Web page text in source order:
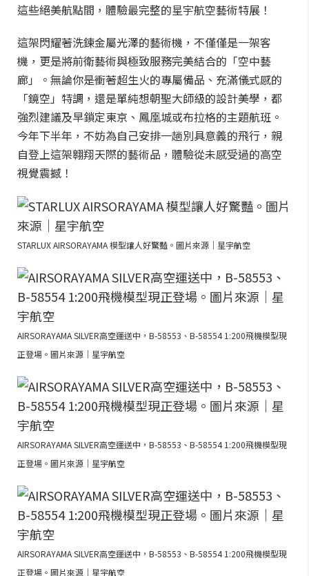
這些絕美航點間，體驗最完整的星宇航空藝術特展！
這架閃耀著洗鍊金屬光澤的藝術機，不僅僅是一架客
機，更是將前衛藝術與極致服務完美結合的「空中藝
廊」。無論你是衝著超生火的專屬備品、充滿儀式感的
「鏡空」特調，還是單純想朝聖大師級的設計美學，都
強烈建議及早鎖定東京、鳳凰城或布拉格的主題航班。
今年下半年，不妨為自己安排一趟別具意義的飛行，親
自登上這架翱翔天際的藝術品，體驗從未感受過的高空
視覺震撼！
STARLUX AIRSORAYAMA 模型讓人好驚豔。圖片來源｜星宇航空
AIRSORAYAMA SILVER高空運送中，B-58553、B-58554 1:200飛機模型現
正登場。圖片來源｜星宇航空
AIRSORAYAMA SILVER高空運送中，B-58553、B-58554 1:200飛機模型現
正登場。圖片來源｜星宇航空
AIRSORAYAMA SILVER高空運送中，B-58553、B-58554 1:200飛機模型現
正登場。圖片來源｜星宇航空